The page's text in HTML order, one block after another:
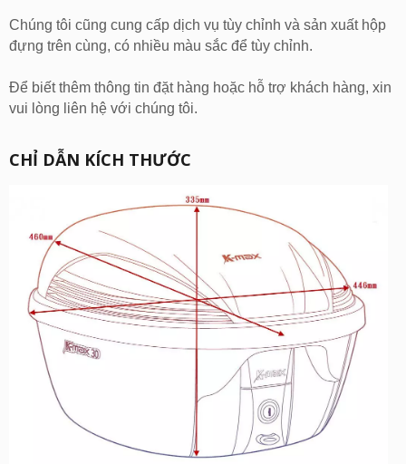
Chúng tôi cũng cung cấp dịch vụ tùy chỉnh và sản xuất hộp
đựng trên cùng, có nhiều màu sắc để tùy chỉnh.
Để biết thêm thông tin đặt hàng hoặc hỗ trợ khách hàng, xin
vui lòng liên hệ với chúng tôi.
CHỈ DẪN KÍCH THƯỚC